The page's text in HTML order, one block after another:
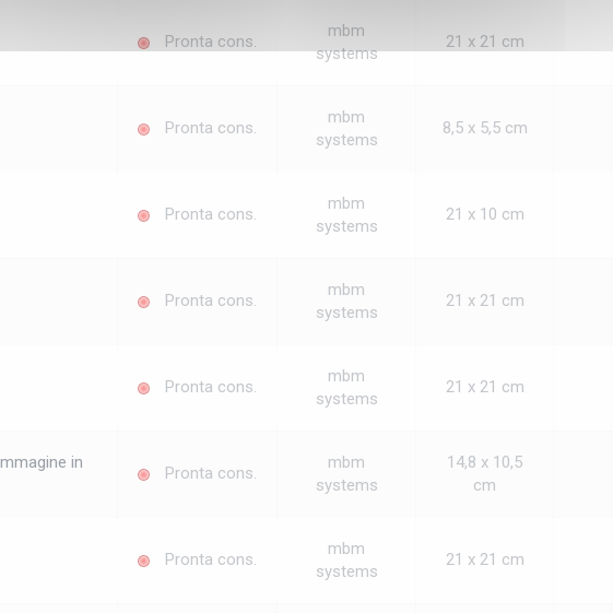
Pronta cons.
mbm
systems
21 x 21 cm
Pronta cons.
mbm
systems
8,5 x 5,5 cm
Pronta cons.
mbm
systems
21 x 10 cm
Pronta cons.
mbm
systems
21 x 21 cm
Pronta cons.
mbm
systems
21 x 21 cm
in
Pronta cons.
mbm
systems
14,8 x 10,5
cm
Pronta cons.
mbm
systems
21 x 21 cm